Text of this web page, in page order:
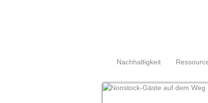
überspringen
Nachhaltigkeit